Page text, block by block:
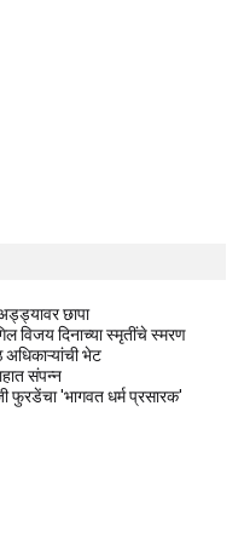
छापा
विजय दिनाच्या स्मृतींचे स्मरण
भेट
संपन्न
फुरडेंचा 'भागवत धर्म प्रसारक'